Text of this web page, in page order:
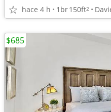
hace 4 h 1br150ft2
$685